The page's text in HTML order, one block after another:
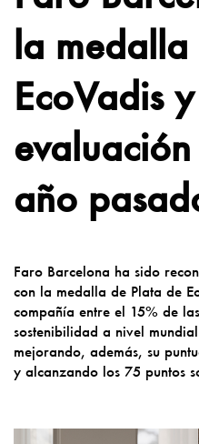
la
EcoVadis
evaluación
año
Faro Barcelona ha sido
con la medalla de Plata de
compañía entre el 15% de
sostenibilidad a nivel
mejorando, además, su
y alcanzando los 75 puntos